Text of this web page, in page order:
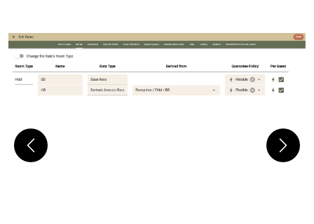
Previous Next